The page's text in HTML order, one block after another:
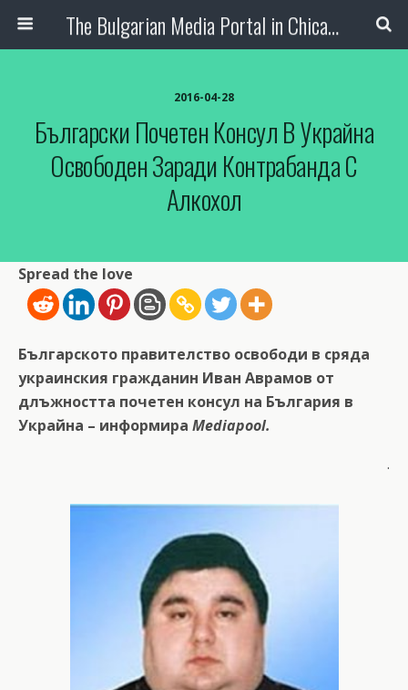
The Bulgarian Media Portal in Chicago
2016-04-28
Български Почетен Консул В Украйна
Освободен Заради Контрабанда С
Алкохол
Spread the love
Българското правителство освободи в сряда
украинския гражданин Иван Аврамов от
длъжността почетен консул на България в
Украйна – информира Mediapool.
.